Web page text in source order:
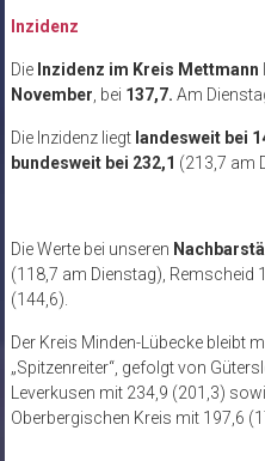
Inzidenz
Die Inzidenz im Kreis Mettmann
November , bei 137,7. Am
Die Inzidenz liegtlandesweit bei
bundesweit bei 232,1 (213,7 am
Die Werte bei unseren
(118,7 am Dienstag), Remscheid
(144,6).
Der Kreis Minden-Lübecke bleibt
„Spitzenreiter“, gefolgt von
Leverkusen mit 234,9 (201,3)
Oberbergischen Kreis mit 197,6